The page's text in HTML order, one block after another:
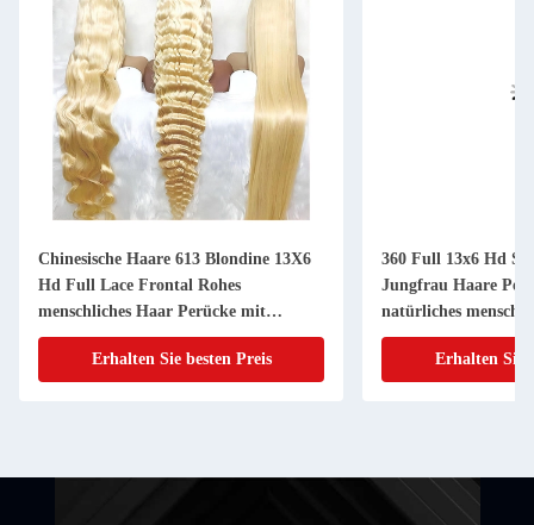
Chinesische Haare 613 Blondine 13X6
Hd Full Lace Frontal Rohes
menschliches Haar Perücke mit
Babyhaar
Erhalten Sie besten Preis
360 Full 13x6 Hd
Jungfrau Haare
natürliches
Frontal
Erhalten Sie